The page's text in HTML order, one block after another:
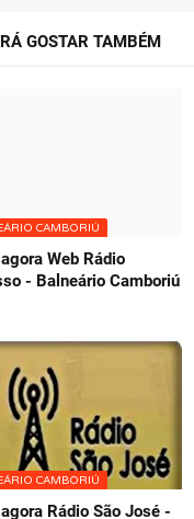
GOSTAR TAMBÉM
CAMBORIÚ
Web Rádio
- Balneário Camboriú
CAMBORIÚ
Rádio São José -